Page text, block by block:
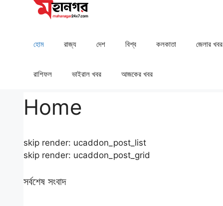
হোম রাজ্য দেশ ⁠বিশ্ব কলকাতা ⁠⁠জেলার খবর
রাশিফল ⁠⁠ভাইরাল খবর আজকের খবর
Home
skip render: ucaddon_post_list
skip render: ucaddon_post_grid
সর্বশেষ সংবাদ